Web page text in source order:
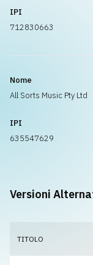
IPI
712830663
Nome
All Sorts Music Pty Ltd
IPI
635547629
Versioni
TITOLO